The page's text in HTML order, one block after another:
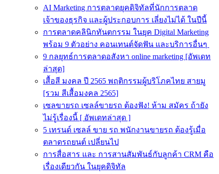
AI Marketing การตลาดยุคดิจิทัลที่นักการตลาด
เจ้าของธุรกิจ และผู้ประกอบการ เลี่ยงไม่ได้ ในปีนี้
การตลาดคลินิกทันตกรรม ในยุค Digital Marketing
พร้อม 9 ตัวอย่าง คอนเทนต์จัดฟัน และบริการอื่นๆ
9 กลยุทธ์การตลาดอสังหา online marketing [อัพเดท
ล่าสุด]
เสื้อสี มงคล ปี 2565 พฤติกรรมผู้บริโภคไทย สายมู
[รวม สีเสื้อมงคล 2565]
เซลขายรถ เซลล์ขายรถ ต้องฟัง! ห้าม สมัคร ถ้ายัง
ไม่รู้เรื่องนี้ [ อัพเดทล่าสุด ]
5 เทรนด์ เซลล์ ขาย รถ พนักงานขายรถ ต้องรู้เมื่อ
ตลาดรถยนต์ เปลี่ยนไป
การสื่อสาร และ การสานสัมพันธ์กับลูกค้า CRM คือ
เรื่องเดียวกัน ในยุคดิจิทัล